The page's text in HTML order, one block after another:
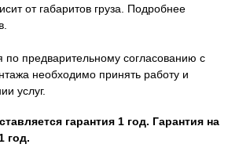
от габаритов груза. Подробнее
по предварительному согласованию с
необходимо принять работу и
услуг.
гарантия 1 год. Гарантия на
год.